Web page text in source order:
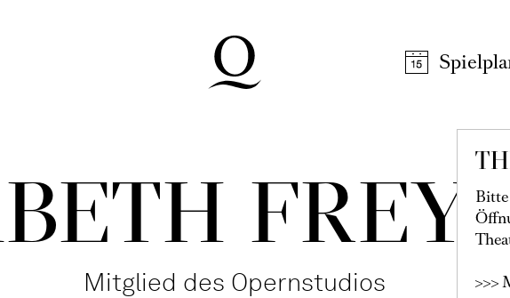
Bitte
>>>
Mitglied des Opernstudios